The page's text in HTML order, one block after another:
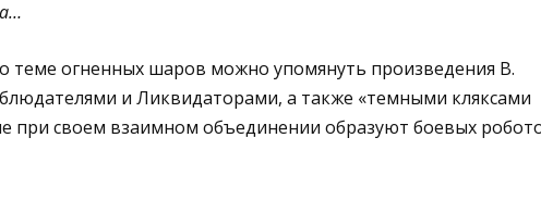
теме огненных шаров можно упомянуть произведения В.
и Ликвидаторами, а также «темными кляксами
при своем взаимном объединении образуют боевых